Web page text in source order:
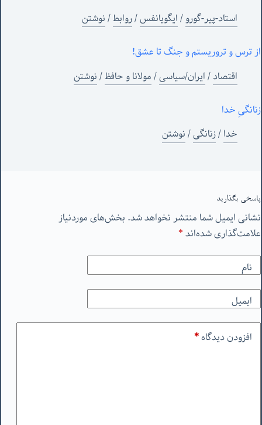
استاد-پیر-گورو/ایگویانفس/روابط/نوشتن
از ترس و تروریستم و جنگ تا عشق!
اقتصاد/ایران/سیاسی/مولانا و حافظ/نوشتن
زنانگیِ خدا
خدا/زنانگی/نوشتن
پاسخی بگذارید
نشانی ایمیل شما منتشر نخواهد شد. بخش‌های موردنیاز
علامت‌گذاری شده‌اند*
نام
ایمیل
افزودن دیدگاه*